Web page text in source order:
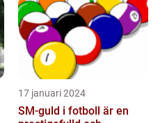
17 januari 2024
SM-guld i fotboll är en